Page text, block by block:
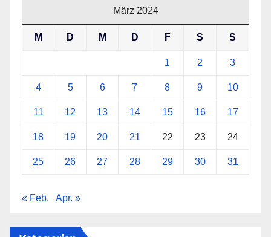
März 2024
M D M D F S S
1 2 3
4 5 6 7 8 9 10
11 12 13 14 15 16 17
18 19 20 21 22 23 24
25 26 27 28 29 30 31
« Feb. Apr. »